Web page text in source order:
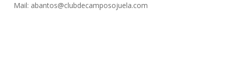
Mail: abantos@clubdecamposojuela.com